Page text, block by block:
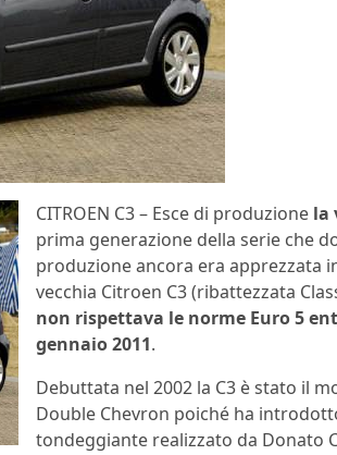
CITROEN C3 – Esce di produzione la
prima generazione della serie che
produzione ancora era apprezzata
vecchia Citroen C3 (ribattezzata
non rispettava le norme Euro 5
gennaio 2011.
Debuttata nel 2002 la C3 è stato il
Double Chevron poiché ha
tondeggiante realizzato da Donato